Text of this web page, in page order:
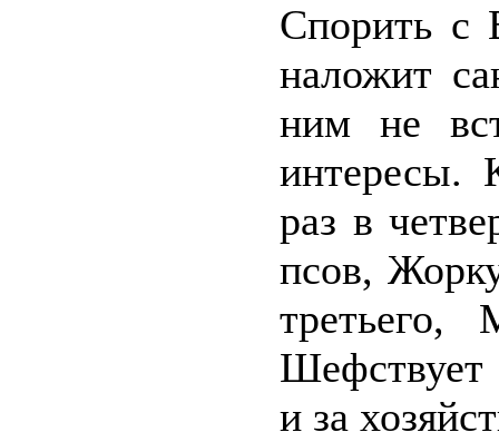
Спорить с
наложит
ним не
интересы.
раз в
псов,
третьего,
и за